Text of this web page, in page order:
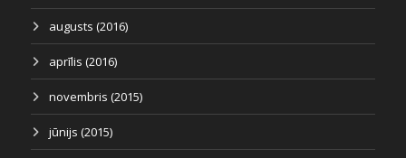
augusts (2016)
aprīlis (2016)
novembris (2015)
jūnijs (2015)